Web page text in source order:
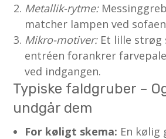
Metallik-rytme:
matcher lampen ved
Mikro-motiver:Et lille strøg
entréen forankrer
ved indgangen.
Typiske faldgruber –
undgår dem
For køligt skema: En kølig